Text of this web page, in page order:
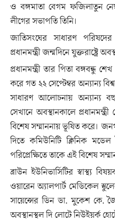
ও বঙ্গমাতা বেগম ফজিলাতুন
লীগের সভাপতি তিনি।
জাতিসংঘের সাধারণ
প্রধানমন্ত্রী জন্মদিনে যুক্তরাষ্ট্রে
প্রধানমন্ত্রী তার পিতা বঙ্গবন্ধু
করে গত ২২ সেপ্টেম্বর অন্যান্য
সাধারণ আলোচনায় অন্যান্য
সেখানে অবস্থানকালে
বিশেষ সম্মাননায় ভূষিত করে।
দিতে কমিউনিটি ক্লিনিক
পরিপ্রেক্ষিতে তাকে এই বিশেষ
ব্রাউন ইউনিভার্সিটির স্বাস্থ্য
ওয়ারেন অ্যালপার্ট মেডিকেল
সায়েন্সের ডিন ডা. মুকেশ কে.
অবস্থানস্থল দি লোটে নিউইয়র্ক